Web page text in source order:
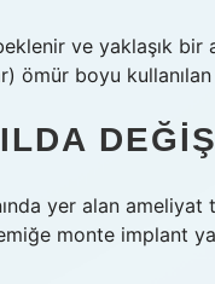
ve yaklaşık
ömür boyu kullanılan
yer alan
monte implant